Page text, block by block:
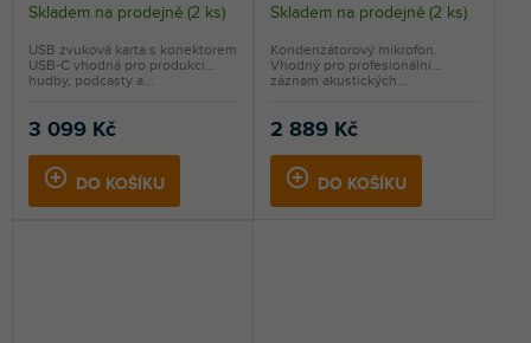
Skladem na prodejně (2 ks)
3 099 Kč
DO KOŠÍKU
USB zvuková karta s konektorem
USB-C vhodná pro produkci
hudby, podcasty a...
Skladem na prodejně (2 ks)
2 889 Kč
DO KOŠÍKU
Kondenzátorový mikrofon.
Vhodný pro profesionální
záznam akustických...